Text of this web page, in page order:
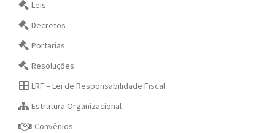
Leis
Decretos
Portarias
Resoluções
LRF – Lei de Responsabilidade Fiscal
Estrutura Organizacional
Convênios